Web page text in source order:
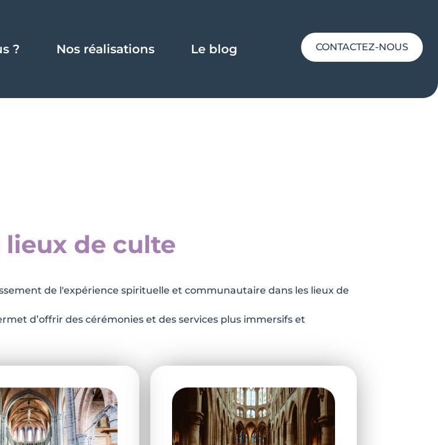
? Nos réalisations Le blog CONTACTEZ-NOUS
lieux de culte
de l'expérience spirituelle et communautaire dans les lieux de
d’offrir des cérémonies et des services plus immersifs et